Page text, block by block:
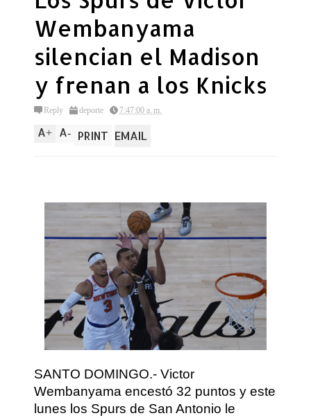
Wembanyama
silencian el Madison
y frenan a los Knicks
Reply deporte 7:47:00 a. m.
A+ A- PRINT EMAIL
SANTO DOMINGO.- Victor
Wembanyama encestó 32 puntos y este
lunes los Spurs de San Antonio le